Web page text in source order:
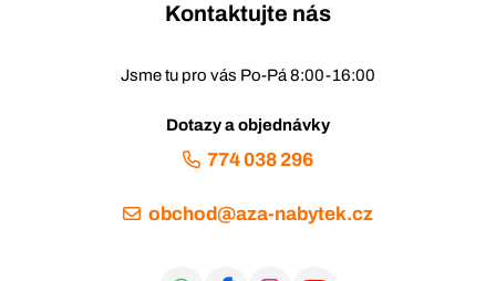
Kontaktujte nás
Jsme tu pro vás Po-Pá 8:00-16:00
Dotazy a objednávky
774 038 296
obchod@aza-nabytek.cz